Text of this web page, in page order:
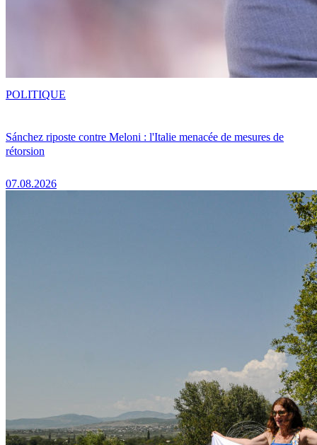
Sánchez riposte contre Meloni : l'Italie menacée de mesures de
rétorsion
07.08.2026
POLITIQUE